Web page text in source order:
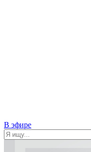
В эфире